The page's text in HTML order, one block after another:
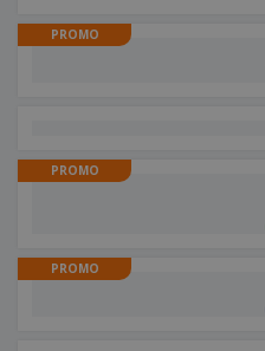
PROMO
PROMO
PROMO